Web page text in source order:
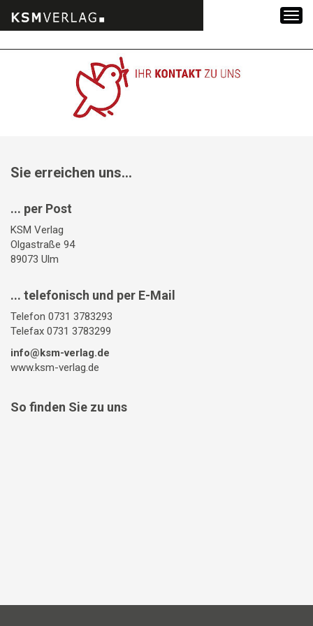
Sie erreichen uns...
... per Post
KSM Verlag
Olgastraße 94
89073 Ulm
... telefonisch und per E-Mail
Telefon 0731 3783293
Telefax 0731 3783299
info@ksm-verlag.de
www.ksm-verlag.de
So finden Sie zu uns